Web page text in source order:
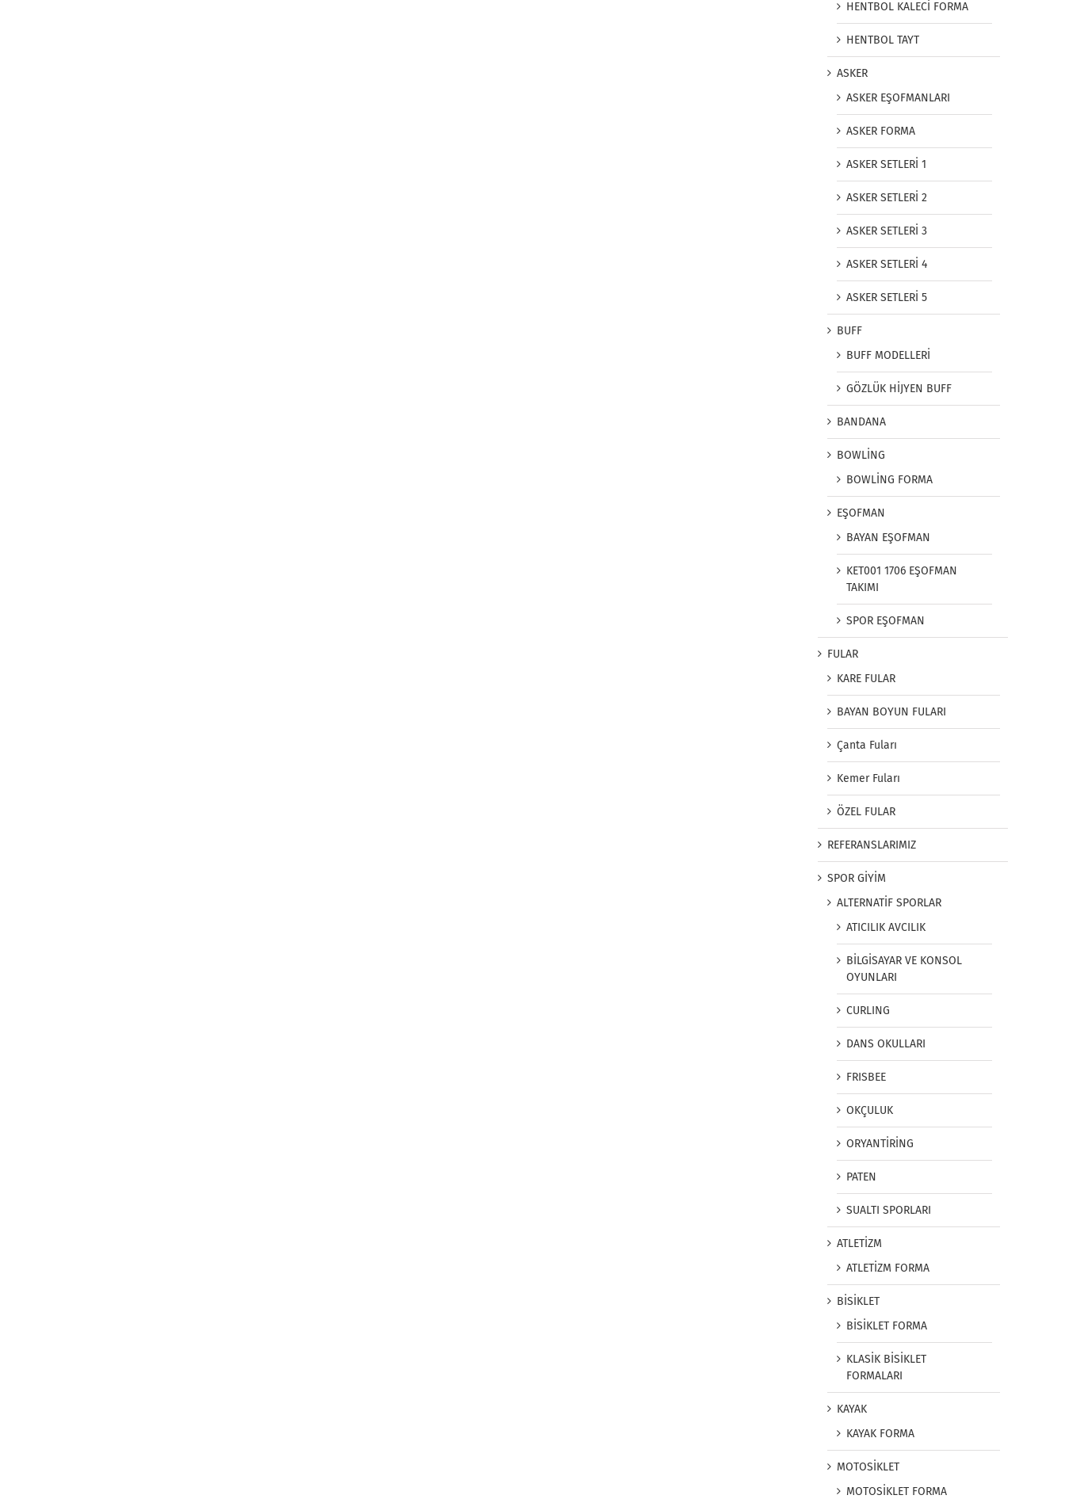
HENTBOL KALECİ FORMA
HENTBOL TAYT
ASKER
ASKER EŞOFMANLARI
ASKER FORMA
ASKER SETLERİ 1
ASKER SETLERİ 2
ASKER SETLERİ 3
ASKER SETLERİ 4
ASKER SETLERİ 5
BUFF
BUFF MODELLERİ
GÖZLÜK HİJYEN BUFF
BANDANA
BOWLİNG
BOWLİNG FORMA
EŞOFMAN
BAYAN EŞOFMAN
KET001 1706 EŞOFMAN
TAKIMI
SPOR EŞOFMAN
FULAR
KARE FULAR
BAYAN BOYUN FULARI
Çanta Fuları
Kemer Fuları
ÖZEL FULAR
REFERANSLARIMIZ
SPOR GİYİM
ALTERNATİF SPORLAR
ATICILIK AVCILIK
BİLGİSAYAR VE KONSOL
OYUNLARI
CURLING
DANS OKULLARI
FRISBEE
OKÇULUK
ORYANTİRİNG
PATEN
SUALTI SPORLARI
ATLETİZM
ATLETİZM FORMA
BİSİKLET
BİSİKLET FORMA
KLASİK BİSİKLET
FORMALARI
KAYAK
KAYAK FORMA
MOTOSİKLET
MOTOSİKLET FORMA